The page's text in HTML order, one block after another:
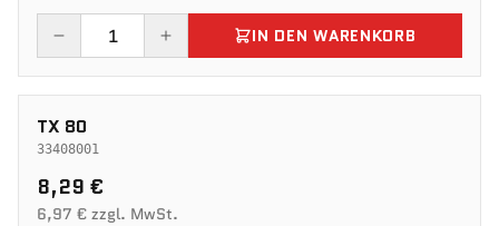
IN DEN WARENKORB
TX 80
33408001
8,29 €
6,97 € zzgl. MwSt.